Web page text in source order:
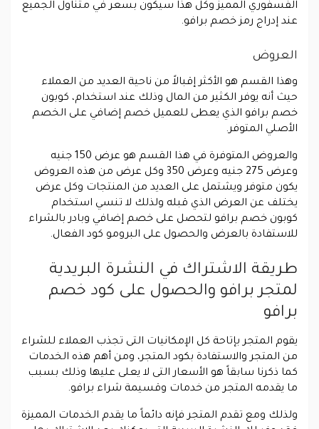
الفسفوري المميز وكل هذا سيكون بسعر في متناول الجميع
عند إدراج رمز خصم برافو.
العروض
وهذا القسم هو الأكثر إقبالاً من ناحية العديد من العملاء
حيث أنه يوفر الكثير من المال وذلك عند استخدام، كوبون
خصم برافو الذي يعطى للعميل خصم إضافي على الخصم
الأصلي المتوفر.
والعروض المتوفرة في هذا القسم هو عرض 150 جنيه
وعرض 275 جنيه وعرض 350 وكل عرض من هذه العروض
يكون متوفر ويشتمل على العديد من المنتجات وكل عرض
يختلف عن العرض الذي قبله ولذلك لا تنسي استخدام
كوبون خصم برافو لتحصل على خصم إضافي وبادر بالشراء
للاستفادة بالعرض والحصول على البرومو كود الفعال.
طريقة الاشتراك في النشرة البريدية
لمتجر برافو والحصول على كود خصم
برافو
يقوم المتجر بإتاحة كل الإمكانيات التى تجذب العملاء للشراء
من المتجر والاستفادة بكود المتجر، ومن أهم هذه الخدمات
كما ذكرنا سابقاً هو الأسعار التى لا يعلى عليها وذلك بسبب
ما يقدمه المتجر من خدمات وقسيمة شراء برافو.
ولذلك ومع تقدم المتجر فإنه دائماً ما يقدم الخدمات المميزة